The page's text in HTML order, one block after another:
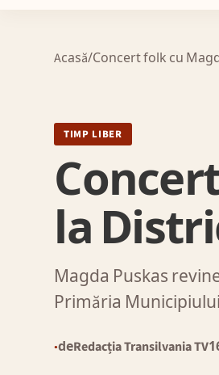
Acasă/Concert folk cu
TIMP LIBER
la
Magda Puskas
Primăria
●deRedacția Transilvania TV